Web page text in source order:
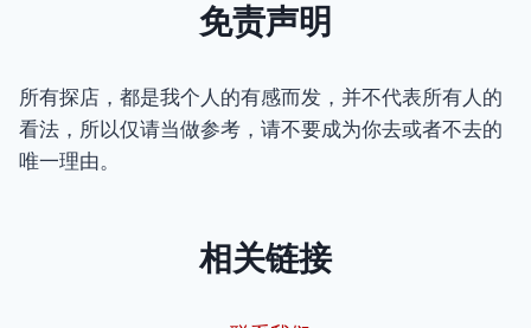
免责声明
所有探店，都是我个人的有感而发，并不代表所有人的
看法，所以仅请当做参考，请不要成为你去或者不去的
唯一理由。
相关链接